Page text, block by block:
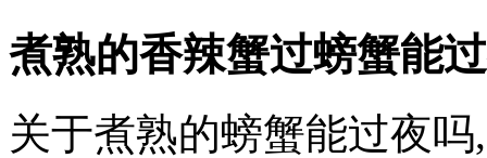
煮熟的香辣蟹过螃蟹能
关于煮熟的螃蟹能过夜